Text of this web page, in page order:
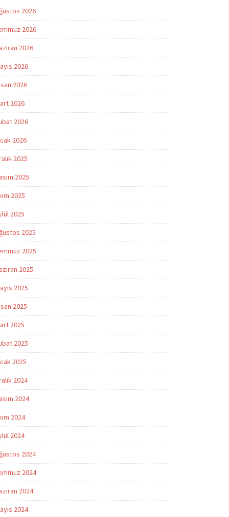
2026
2026
2026
2026
2026
2026
2026
2026
2025
2025
2025
2025
2025
2025
2025
2025
2025
2025
2025
2025
2024
2024
2024
2024
2024
2024
2024
2024